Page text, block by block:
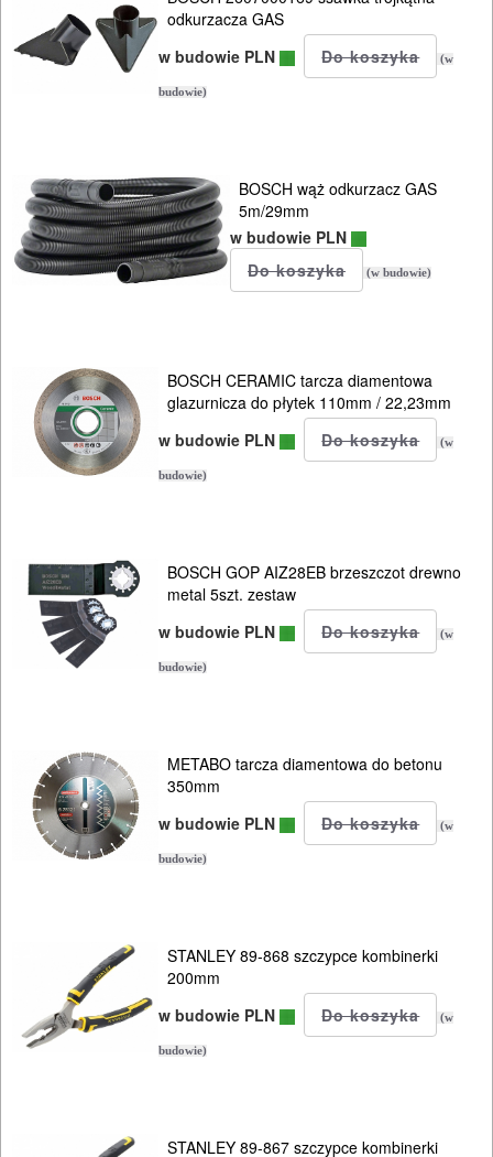
KOSY
MYJKI
CIŚNIENIOWE
odkurzacza GAS
w budowie PLN
(w
budowie)
BOSCH wąż odkurzacz GAS
5m/29mm
w budowie PLN
(w budowie)
BOSCH CERAMIC tarcza diamentowa
glazurnicza do płytek 110mm / 22,23mm
w budowie PLN
(w
budowie)
BOSCH GOP AIZ28EB brzeszczot drewno
metal 5szt. zestaw
w budowie PLN
(w
budowie)
METABO tarcza diamentowa do betonu
350mm
w budowie PLN
(w
budowie)
STANLEY 89-868 szczypce kombinerki
200mm
w budowie PLN
(w
budowie)
STANLEY 89-867 szczypce kombinerki